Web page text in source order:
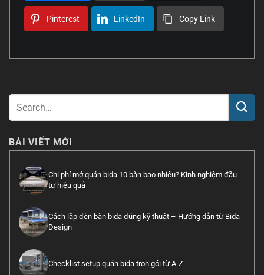
BÀI VIẾT MỚI
Chi phí mở quán bida 10 bàn bao nhiêu? Kinh nghiệm đầu
tư hiệu quả
Cách lắp đèn bàn bida đúng kỹ thuật – Hướng dẫn từ Bida
Design
Checklist setup quán bida trọn gói từ A-Z
Pinterest LinkedIn Copy Link